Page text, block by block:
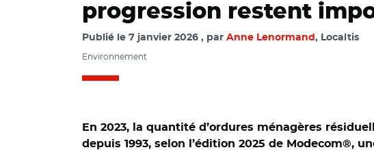
progression restent
Publié le 7 janvier 2026 par Anne Lenormand , Localtis
Environnement
En 2023, la quantité d’ordures ménagères
depuis 1993, selon l’édition 2025 de Modecom®,